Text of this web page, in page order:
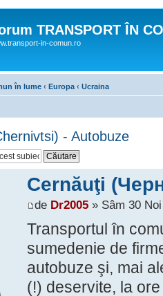
TRANSPORT ÎN
in-comun.ro
în lume ‹ Europa ‹ Ucraina
- Autobuze
Cernăuţi
de Dr2005» Sâm 30
Transportul în
sumedenie de
autobuze şi, mai
(!) deservite, la